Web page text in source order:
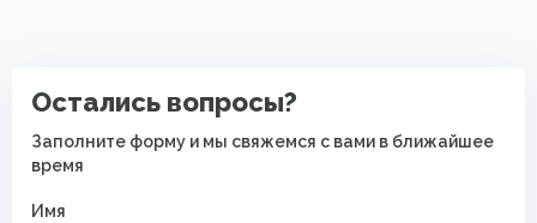
Остались вопросы?
Заполните форму и мы свяжемся с вами в ближайшее
время
Имя